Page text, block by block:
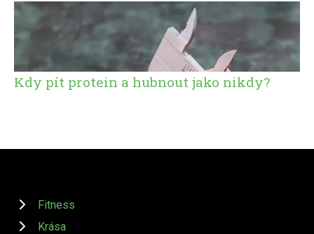
Kdy pít protein a hubnout jako nikdy?
Fitness
Krása